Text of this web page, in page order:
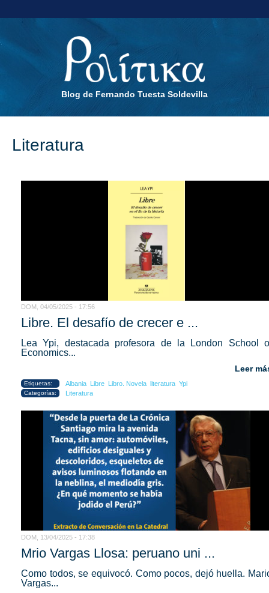
Blog de Fernando Tuesta Soldevilla
Literatura
DOM, 04/05/2025 - 17:56
Libre. El desafío de crecer e ...
Lea Ypi, destacada profesora de la London School
Economics...
Leer
Etiquetas: Albania Libre Libro. Novela literatura Ypi
Categorías: Literatura
DOM, 13/04/2025 - 17:38
Mrio Vargas Llosa: peruano uni ...
Como todos, se equivocó. Como pocos, dejó huella.
Vargas...